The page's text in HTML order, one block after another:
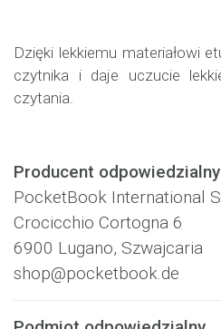
Dzięki lekkiemu materiałowi
czytnika i daje uczucie
czytania.
Producent odpowiedzialny
PocketBook International
Crocicchio Cortogna 6
6900 Lugano, Szwajcaria
shop@pocketbook.de